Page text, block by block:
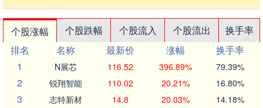
个股涨幅 个股跌幅 个股流入 个股流出
换手率
排名
名称 最新价 涨幅
换手率
1
N展芯 116.52 396.89% 79.39%
2 锐翔智能 110.02 20.21% 16.80%
3 志特新材 14.8 20.03% 14.18%